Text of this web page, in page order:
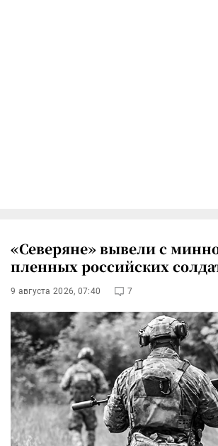
«Северяне» вывели с
пленных российских
9 августа 2026, 07:40 7